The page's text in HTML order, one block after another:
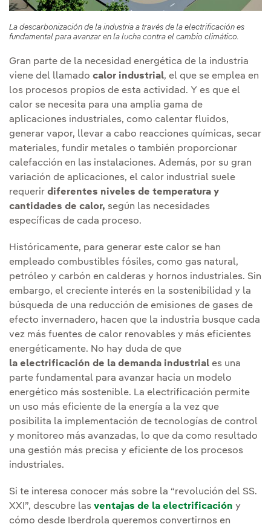
La descarbonización de la industria a través de la electrificación es
fundamental para avanzar en la lucha contra el cambio climático.
Gran parte de la necesidad energética de la industria
viene del llamado calor industrial, el que se emplea en
los procesos propios de esta actividad. Y es que el
calor se necesita para una amplia gama de
aplicaciones industriales, como calentar fluidos,
generar vapor, llevar a cabo reacciones químicas, secar
materiales, fundir metales o también proporcionar
calefacción en las instalaciones. Además, por su gran
variación de aplicaciones, el calor industrial suele
requerir diferentes niveles de temperatura y
cantidades de calor, según las necesidades
específicas de cada proceso.
Históricamente, para generar este calor se han
empleado combustibles fósiles, como gas natural,
petróleo y carbón en calderas y hornos industriales. Sin
embargo, el creciente interés en la sostenibilidad y la
búsqueda de una reducción de emisiones de gases de
efecto invernadero, hacen que la industria busque cada
vez más fuentes de calor renovables y más eficientes
energéticamente. No hay duda de que
la electrificación de la demanda industrial es una
parte fundamental para avanzar hacia un modelo
energético más sostenible. La electrificación permite
un uso más eficiente de la energía a la vez que
posibilita la implementación de tecnologías de control
y monitoreo más avanzadas, lo que da como resultado
una gestión más precisa y eficiente de los procesos
industriales.
Si te interesa conocer más sobre la “revolución del SS.
XXI”, descubre las ventajas de la electrificación y
cómo desde Iberdrola queremos convertirnos en